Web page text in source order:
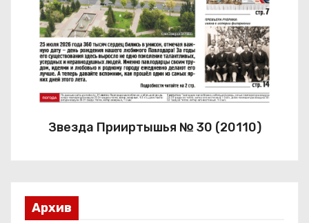
Звезда Прииртышья № 30 (20110)
Архив